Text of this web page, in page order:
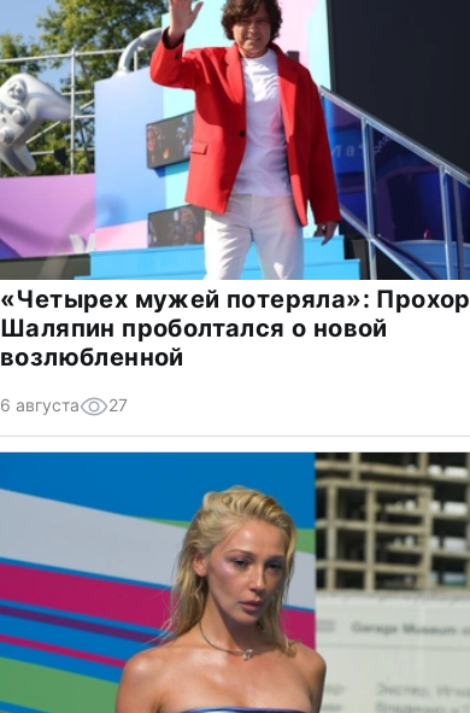
«Четырех мужей потеряла»: Прохор
Шаляпин проболтался о новой
возлюбленной
6 августа 27